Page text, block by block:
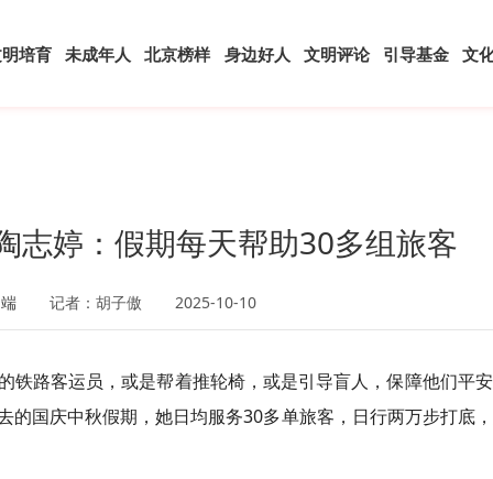
培育 未成年人 北京榜样 身边好人 文明评论 引导基金 文
志婷：假期每天帮助30多组旅客
记者：胡子傲 2025-10-10
铁路客运员，或是帮着推轮椅，或是引导盲人，保障他们平
的国庆中秋假期，她日均服务30多单旅客，日行两万步打底